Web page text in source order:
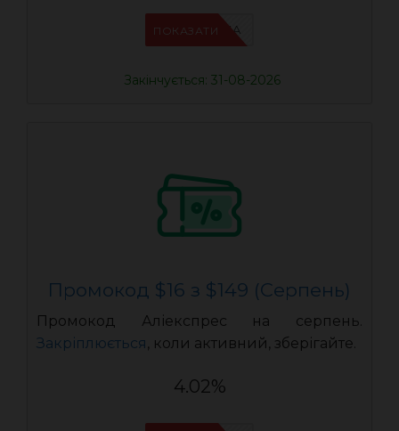
IFPN6ZUA
ПОКАЗАТИ
Закінчується: 31-08-2026
Промокод $16 з $149 (Серпень)
Промокод Аліекспрес на серпень.
Закріплюється, коли активний, зберігайте.
4.02%